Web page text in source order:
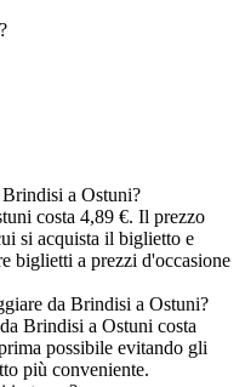
a Ostuni?
costa 4,89 €. Il prezzo
si acquista il biglietto e
biglietti a prezzi d'occasione
da Brindisi a Ostuni?
Brindisi a Ostuni costa
possibile evitando gli
più conveniente.